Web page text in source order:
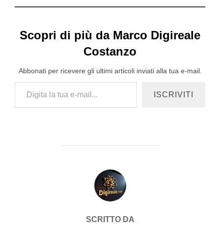
Scopri di più da Marco Digireale
Costanzo
Abbonati per ricevere gli ultimi articoli inviati alla tua e-mail.
Digita la tua e-mail...
ISCRIVITI
AUTORE DELL'ARTICOLO
SCRITTO DA